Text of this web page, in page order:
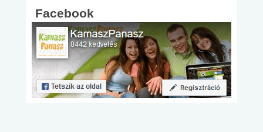
Facebook